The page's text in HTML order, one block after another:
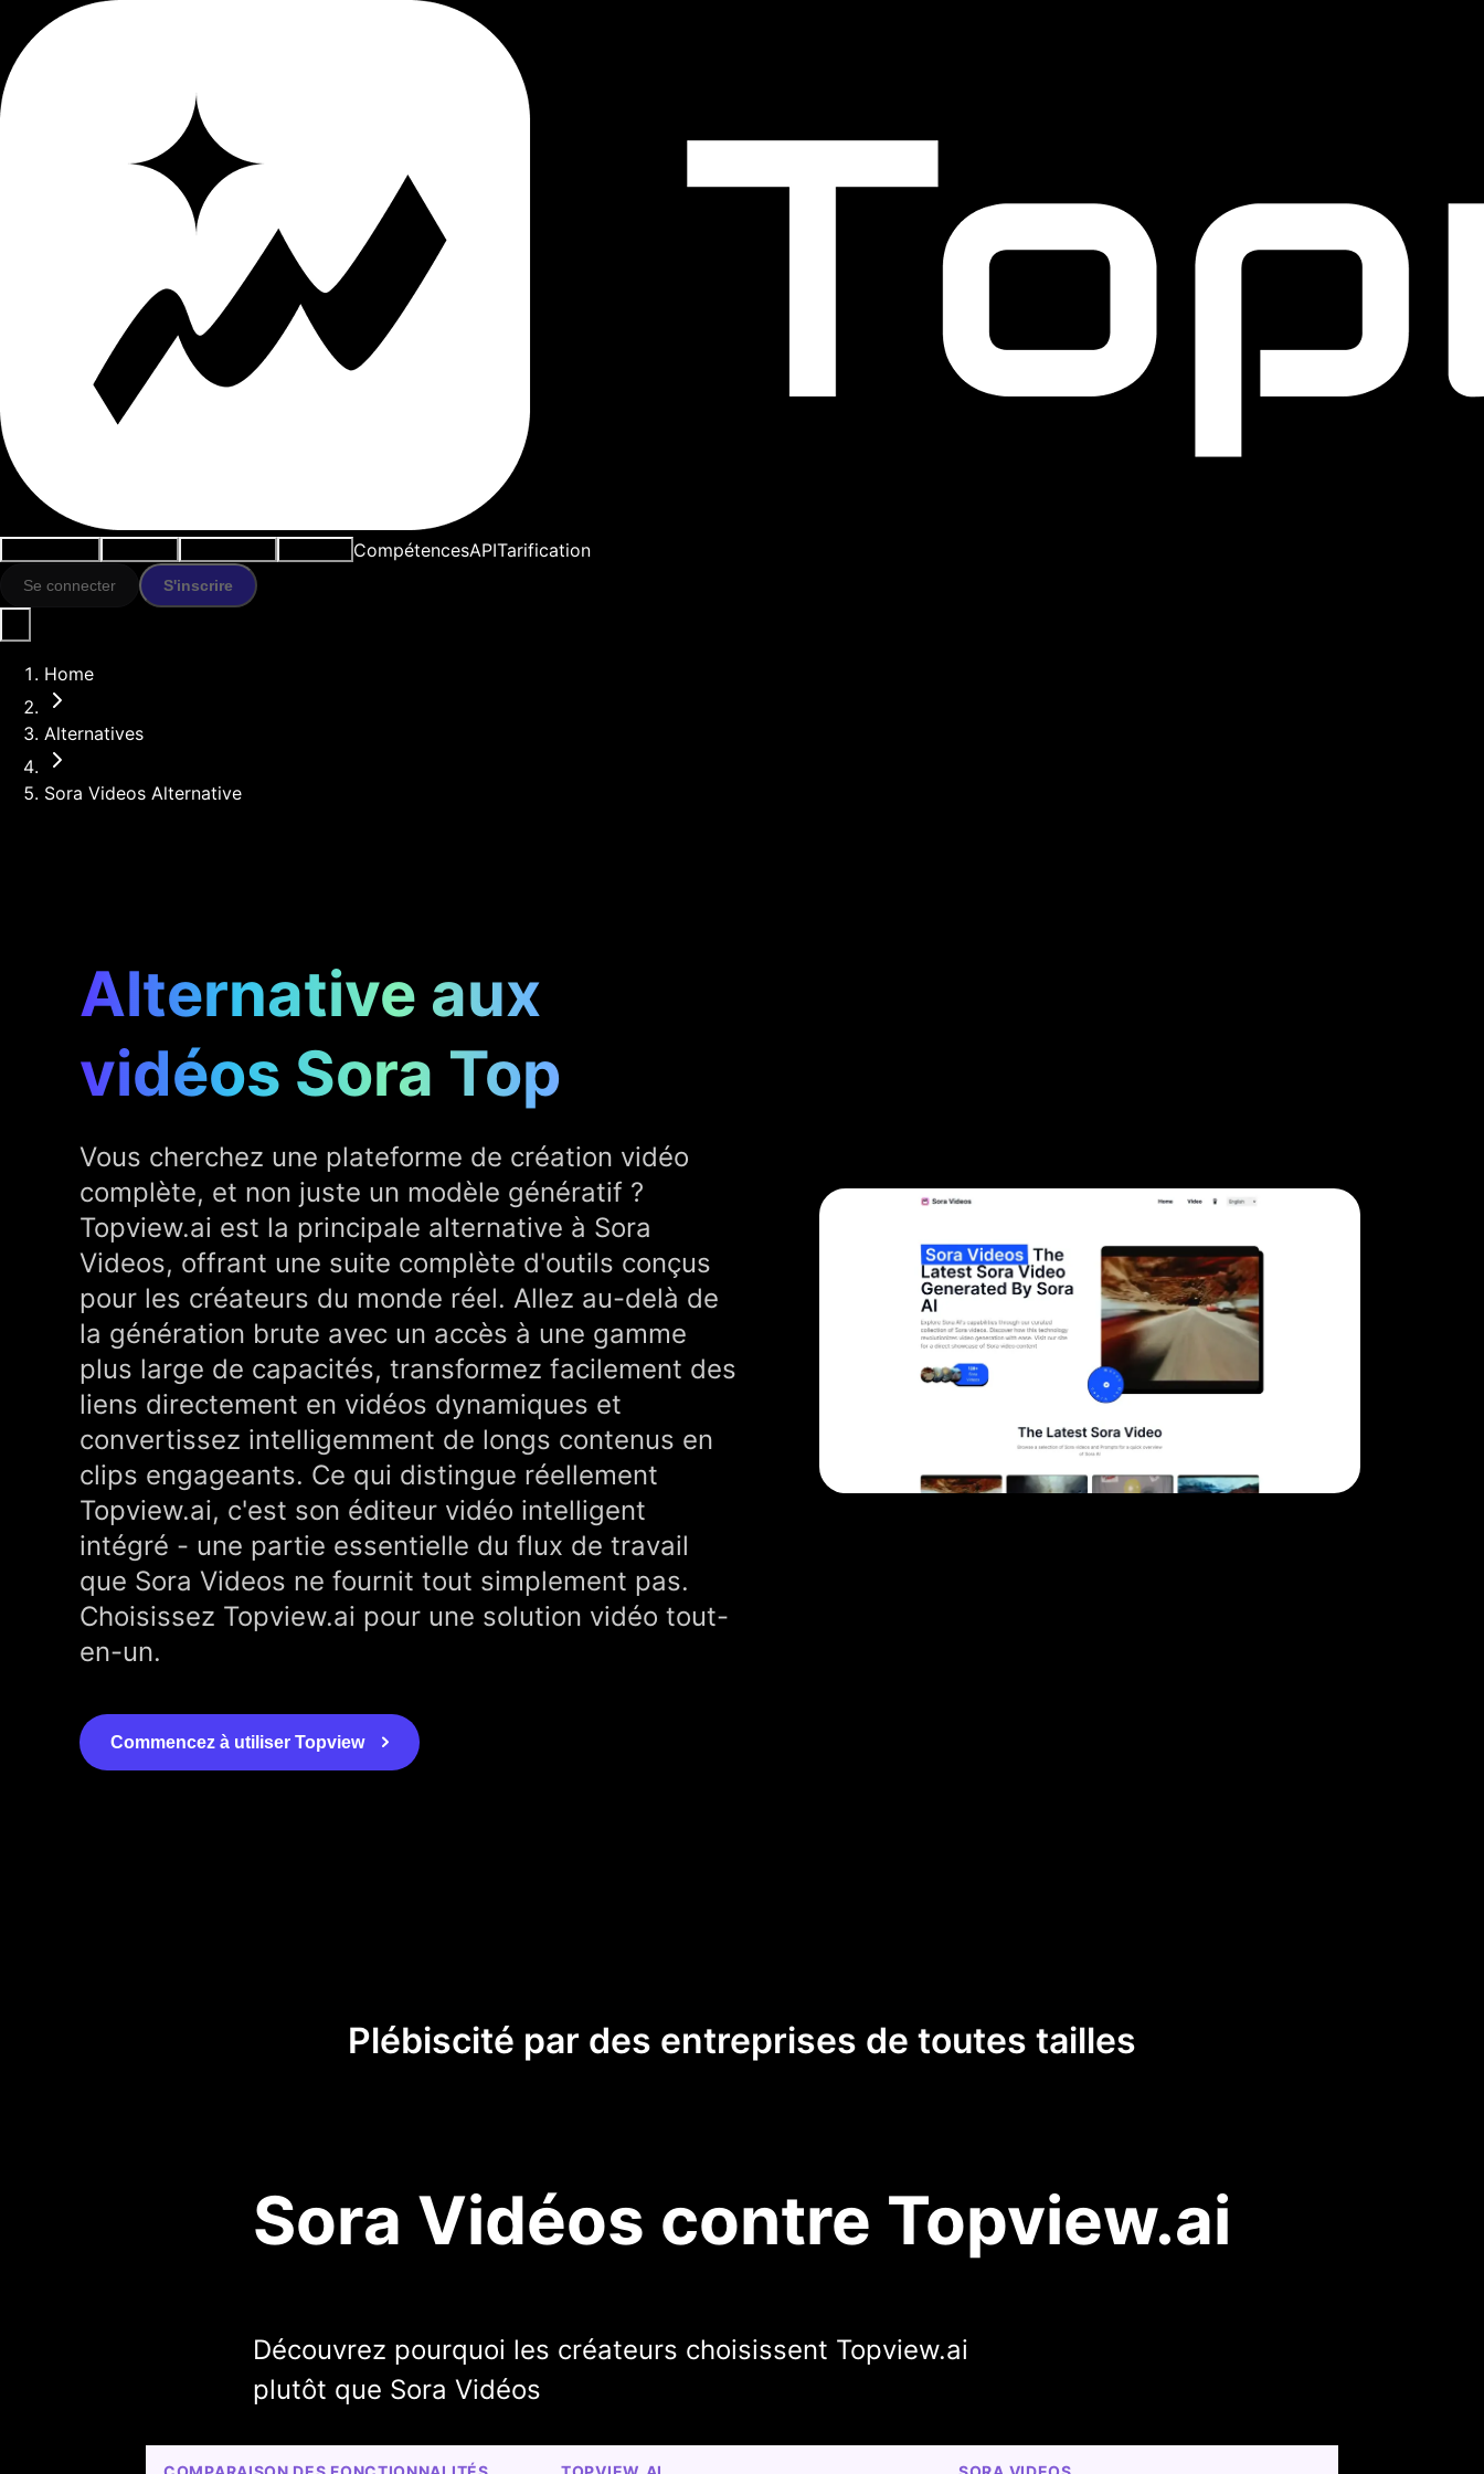
CompétencesAPITarification
Se connecter S'inscrire
Home
Alternatives
Sora Videos Alternative
Alternative aux
vidéos Sora Top
Vous cherchez une plateforme de création vidéo
complète, et non juste un modèle génératif ?
Topview.ai est la principale alternative à Sora
Videos, offrant une suite complète d'outils conçus
pour les créateurs du monde réel. Allez au-delà de
la génération brute avec un accès à une gamme
plus large de capacités, transformez facilement des
liens directement en vidéos dynamiques et
convertissez intelligemment de longs contenus en
clips engageants. Ce qui distingue réellement
Topview.ai, c'est son éditeur vidéo intelligent
intégré - une partie essentielle du flux de travail
que Sora Videos ne fournit tout simplement pas.
Choisissez Topview.ai pour une solution vidéo tout-
en-un.
Commencez à utiliser Topview
Plébiscité par des entreprises de toutes tailles
Sora Vidéos contre Topview.ai
Découvrez pourquoi les créateurs choisissent Topview.ai
plutôt que Sora Vidéos